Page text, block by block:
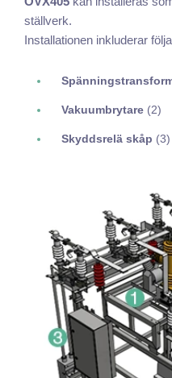
ställverk.
Installationen inkluderar
Vakuumbrytare (2)
Skyddsrelä skåp (3)